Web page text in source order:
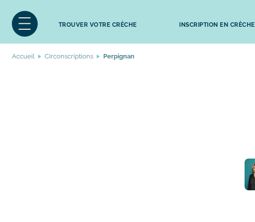
TROUVER VOTRE CRÈCHE INSCRIPTION EN CRÈCHE
Accueil Circonscriptions Perpignan